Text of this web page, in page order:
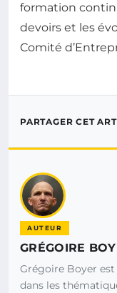
formation
devoirs et les
Comité
PARTAGER CET
AUTEUR
GRÉGOIRE
Grégoire Boyer
dans les